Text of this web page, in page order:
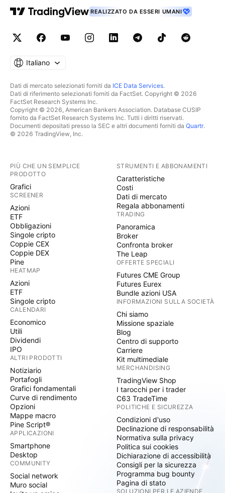
REALIZZATO DA ESSERI UMANI
Italiano
Dati di mercato selezionati forniti da ICE Data Services.
Dati di riferimento selezionati forniti da FactSet. Copyright © 2026
FactSet Research Systems Inc.
Copyright © 2026, American Bankers Association. Database CUSIP
fornito da FactSet Research Systems Inc. Tutti i diritti riservati.
Documenti depositati presso la SEC e altri documenti forniti da Quartr.
© 2026 TradingView, Inc.
PIÙ CHE UN SEMPLICE
PRODOTTO
Grafici
SCREENER
Azioni
ETF
Obbligazioni
Singole cripto
Coppie CEX
Coppie DEX
Pine
HEATMAP
Azioni
ETF
Singole cripto
CALENDARI
Economico
Utili
Dividendi
IPO
ALTRI PRODOTTI
Notiziario
Portafogli
Grafici fondamentali
Curve di rendimento
Opzioni
Mappe macro
Pine Script®
APPLICAZIONI
Smartphone
Desktop
COMMUNITY
Social network
Muro social
STRUMENTI E ABBONAMENTI
Caratteristiche
Costi
Dati di mercato
Regala abbonamenti
TRADING
Panoramica
Broker
Confronta broker
The Leap
OFFERTE SPECIALI
Futures CME Group
Futures Eurex
Bundle azioni USA
INFORMAZIONI SULLA SOCIETÀ
Chi siamo
Missione spaziale
Blog
Centro di supporto
Carriere
Kit multimediale
MERCHANDISING
TradingView Shop
I tarocchi per i trader
C63 TradeTime
POLITICHE E SICUREZZA
Condizioni d'uso
Declinazione di responsabilità
Normativa sulla privacy
Politica sui cookies
Dichiarazione di accessibilità
Consigli per la sicurezza
Programma bug bounty
Pagina di stato
SOLUZIONI PER LE AZIENDE